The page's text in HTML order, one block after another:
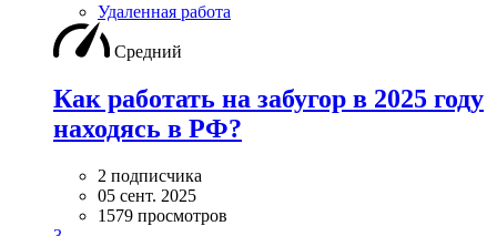
Удаленная работа
Средний
Как работать на забугор в 2025 году
находясь в РФ?
2 подписчика
05 сент. 2025
1579 просмотров